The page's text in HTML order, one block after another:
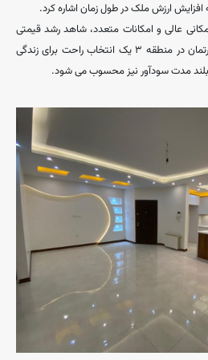
ارزش ملک در طول زمان اشاره کرد.
عالی و امکانات متعدد، شاهد رشد قیمتی
مستمر هستند. بنابراین، خرید آپارتمان در منطقه ۳ یک انتخاب راحت برای زندگی
مدت سودآور نیز محسوب می ‌شود.